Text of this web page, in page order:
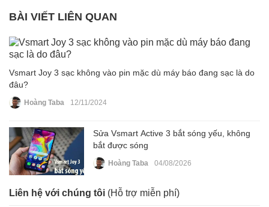
BÀI VIẾT LIÊN QUAN
Vsmart Joy 3 sạc không vào pin mặc dù máy báo đang sạc là do
đâu?
Hoàng Taba 12/11/2024
Sửa Vsmart Active 3 bắt sóng yếu, không
bắt được sóng
Hoàng Taba 04/08/2026
Liên hệ với chúng tôi (Hỗ trợ miễn phí)